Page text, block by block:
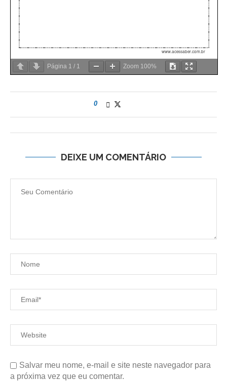
Página 1 / 1 Zoom 100%
0
DEIXE UM COMENTÁRIO
Salvar meu nome, e-mail e site neste navegador para
a próxima vez que eu comentar.